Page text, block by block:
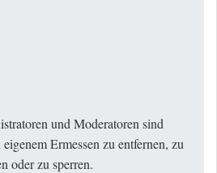
und Moderatoren sind
Ermessen zu entfernen, zu
oder zu sperren.